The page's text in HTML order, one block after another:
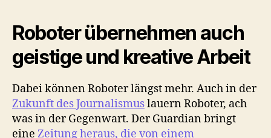
Roboter übernehmen auch
geistige und kreative Arbeit
Dabei können Roboter längst mehr. Auch in der
Zukunft des Journalismuslauern Roboter, ach
was in der Gegenwart. Der Guardian bringt
eine Zeitung heraus, die von einem